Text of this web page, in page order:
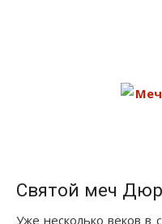
Святой меч
Уже несколько веков в